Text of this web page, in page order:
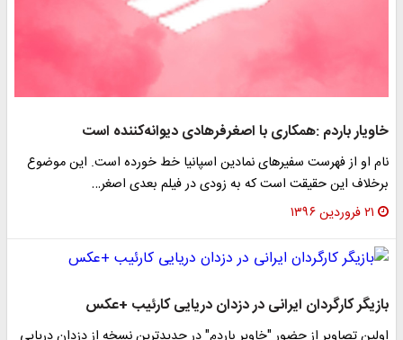
خاویار باردم :همکاری با اصغرفرهادی دیوانه‌کننده است
نام او از فهرست سفیرهای نمادین اسپانیا خط خورده است. این موضوع
برخلاف این حقیقت است كه به زودی در فیلم بعدی اصغر…
۲۱ فروردین ۱۳۹۶
بازیگر کارگردان ایرانی در دزدان دریایی کارئیب +عکس